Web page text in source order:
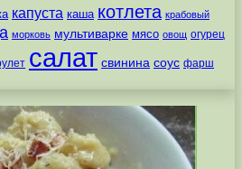
капуста каша котлета крабовый
морковь мультиварке мясо овощ огурец
салат свинина соус фарш